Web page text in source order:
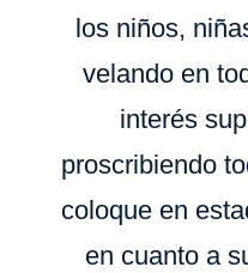
los niños,
velando en
interés
proscribiendo
coloque en
en cuanto a